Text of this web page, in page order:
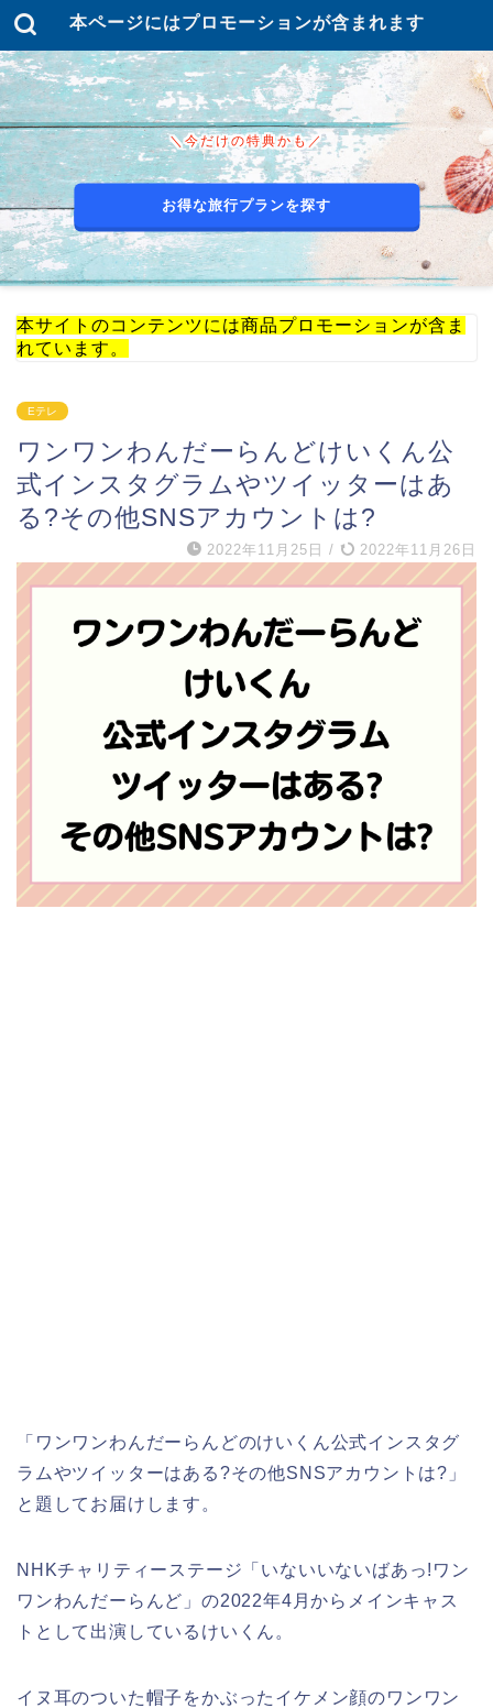
本ページにはプロモーションが含まれます
＼今だけの特典かも／
お得な旅行プランを探す
本サイトのコンテンツには商品プロモーションが含ま
れています。
Eテレ
ワンワンわんだーらんどけいくん公
式インスタグラムやツイッターはあ
る?その他SNSアカウントは?
2022年11月25日 / 2022年11月26日
「ワンワンわんだーらんどのけいくん公式インスタグ
ラムやツイッターはある?その他SNSアカウントは?」
と題してお届けします。
NHKチャリティーステージ「いないいないばあっ!ワン
ワンわんだーらんど」の2022年4月からメインキャス
トとして出演しているけいくん。
イヌ耳のついた帽子をかぶったイケメン顔のワンワン